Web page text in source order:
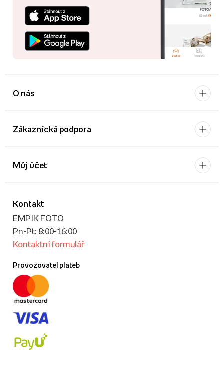
O nás
Zákaznícká podpora
Kontakt
EMPIK FOTO
Pn-Pt: 8:00-16:00
Kontaktní formulář
Provozovatel plateb
Můj účet